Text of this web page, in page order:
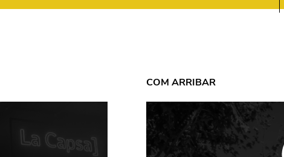
COM ARRIBAR